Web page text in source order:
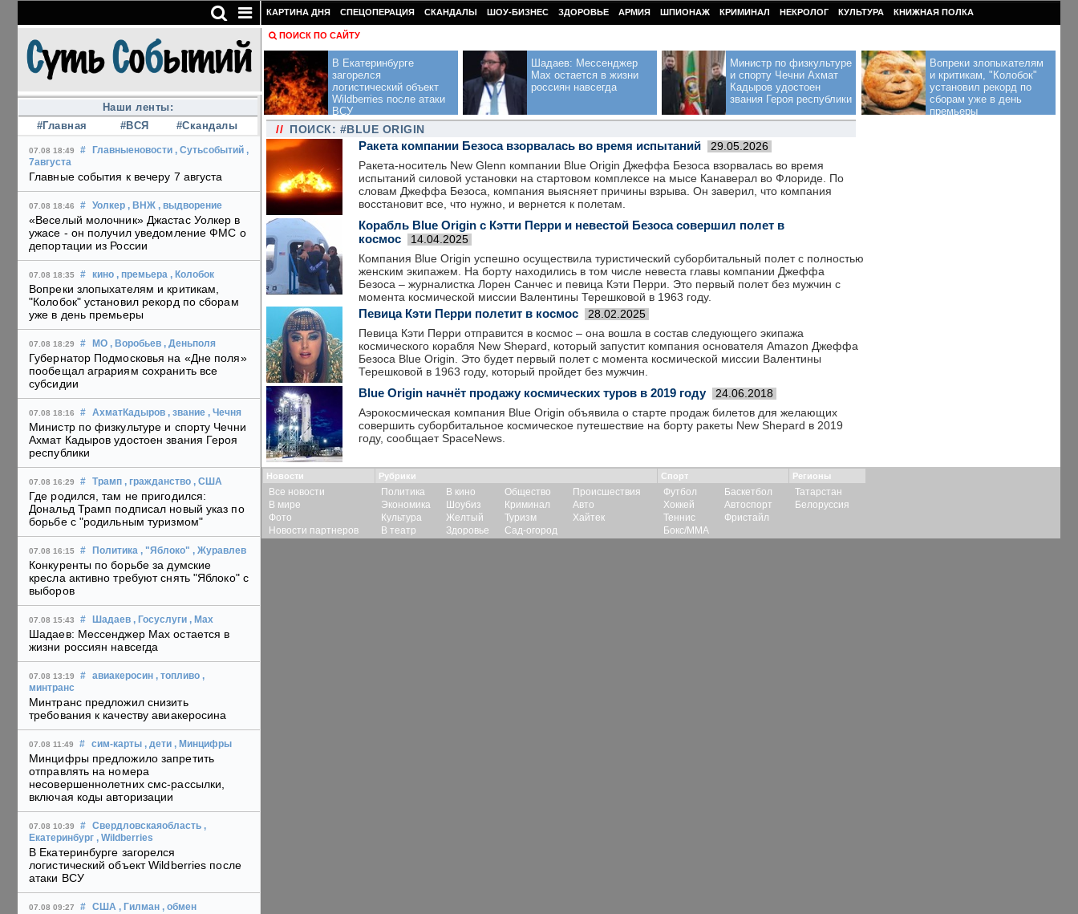
Наши ленты:
#Главная
#ВСЯ #Скандалы
07.08 18:49 # Главныеновости , Сутьсобытий ,
7августа
Главные события к вечеру 7 августа
07.08 18:46 # Уолкер , ВНЖ , выдворение
«Веселый молочник» Джастас Уолкер в
ужасе - он получил уведомление ФМС о
депортации из России
07.08 18:35 # кино , премьера , Колобок
Вопреки злопыхателям и критикам,
"Колобок" установил рекорд по сборам
уже в день премьеры
07.08 18:29 # МО , Воробьев , Деньполя
Губернатор Подмосковья на «Дне поля»
пообещал аграриям сохранить все
субсидии
07.08 18:16 # АхматКадыров , звание , Чечня
Министр по физкультуре и спорту Чечни
Ахмат Кадыров удостоен звания Героя
республики
07.08 16:29 # Трамп , гражданство , США
Где родился, там не пригодился:
Дональд Трамп подписал новый указ по
борьбе с "родильным туризмом"
07.08 16:15 # Политика , "Яблоко" , Журавлев
Конкуренты по борьбе за думские
кресла активно требуют снять "Яблоко" с
выборов
07.08 15:43 # Шадаев , Госуслуги , Max
Шадаев: Мессенджер Max остается в
жизни россиян навсегда
07.08 13:19 # авиакеросин , топливо ,
минтранс
Минтранс предложил снизить
требования к качеству авиакеросина
07.08 11:49 # сим-карты , дети , Минцифры
Минцифры предложило запретить
отправлять на номера
несовершеннолетних смс-рассылки,
включая коды авторизации
07.08 10:39 # Свердловскаяобласть ,
Екатеринбург , Wildberries
В Екатеринбурге загорелся
логистический объект Wildberries после
атаки ВСУ
07.08 09:27 # США , Гилман , обмен
КАРТИНА ДНЯ СПЕЦОПЕРАЦИЯ СКАНДАЛЫ ШОУ-БИЗНЕС ЗДОРОВЬЕ АРМИЯ ШПИОНАЖ КРИМИНАЛ НЕКРОЛОГ КУЛЬТУРА КНИЖНАЯ ПОЛКА
ПОИСК ПО САЙТУ
В Екатеринбурге
загорелся
логистический объект
Wildberries после атаки
ВСУ
Шадаев: Мессенджер
Max остается в жизни
россиян навсегда
Министр по физкультуре
и спорту Чечни Ахмат
Кадыров удостоен
звания Героя республики
Вопреки злопыхателям
и критикам, "Колобок"
установил рекорд по
сборам уже в день
премьеры
// ПОИСК: #BLUE ORIGIN
Ракета компании Безоса взорвалась во время испытаний 29.05.2026
Ракета-носитель New Glenn компании Blue Origin Джеффа Безоса взорвалась во время
испытаний силовой установки на стартовом комплексе на мысе Канаверал во Флориде. По
словам Джеффа Безоса, компания выясняет причины взрыва. Он заверил, что компания
восстановит все, что нужно, и вернется к полетам.
Корабль Blue Origin с Кэтти Перри и невестой Безоса совершил полет в
космос
14.04.2025
Компания Blue Origin успешно осуществила туристический суборбитальный полет с полностью
женским экипажем. На борту находились в том числе невеста главы компании Джеффа
Безоса – журналистка Лорен Санчес и певица Кэти Перри. Это первый полет без мужчин с
момента космической миссии Валентины Терешковой в 1963 году.
Певица Кэти Перри полетит в космос 28.02.2025
Певица Кэти Перри отправится в космос – она вошла в состав следующего экипажа
космического корабля New Shepard, который запустит компания основателя Amazon Джеффа
Безоса Blue Origin. Это будет первый полет с момента космической миссии Валентины
Терешковой в 1963 году, который пройдет без мужчин.
Blue Origin начнёт продажу космических туров в 2019 году 24.06.2018
Аэрокосмическая компания Blue Origin объявила о старте продаж билетов для желающих
совершить суборбитальное космическое путешествие на борту ракеты New Shepard в 2019
году, сообщает SpaceNews.
Новости
Все новости
В мире
Фото
Новости партнеров
Рубрики
Политика
Экономика
Культура
В театр
В кино
Шоубиз
Желтый
Здоровье
Общество
Криминал
Туризм
Сад-огород
Происшествия
Авто
Хайтек
Спорт
Футбол
Хоккей
Теннис
Бокс/ММА
Баскетбол
Автоспорт
Фристайл
Регионы
Татарстан
Белоруссия